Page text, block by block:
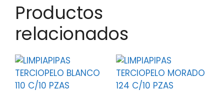
Productos
relacionados